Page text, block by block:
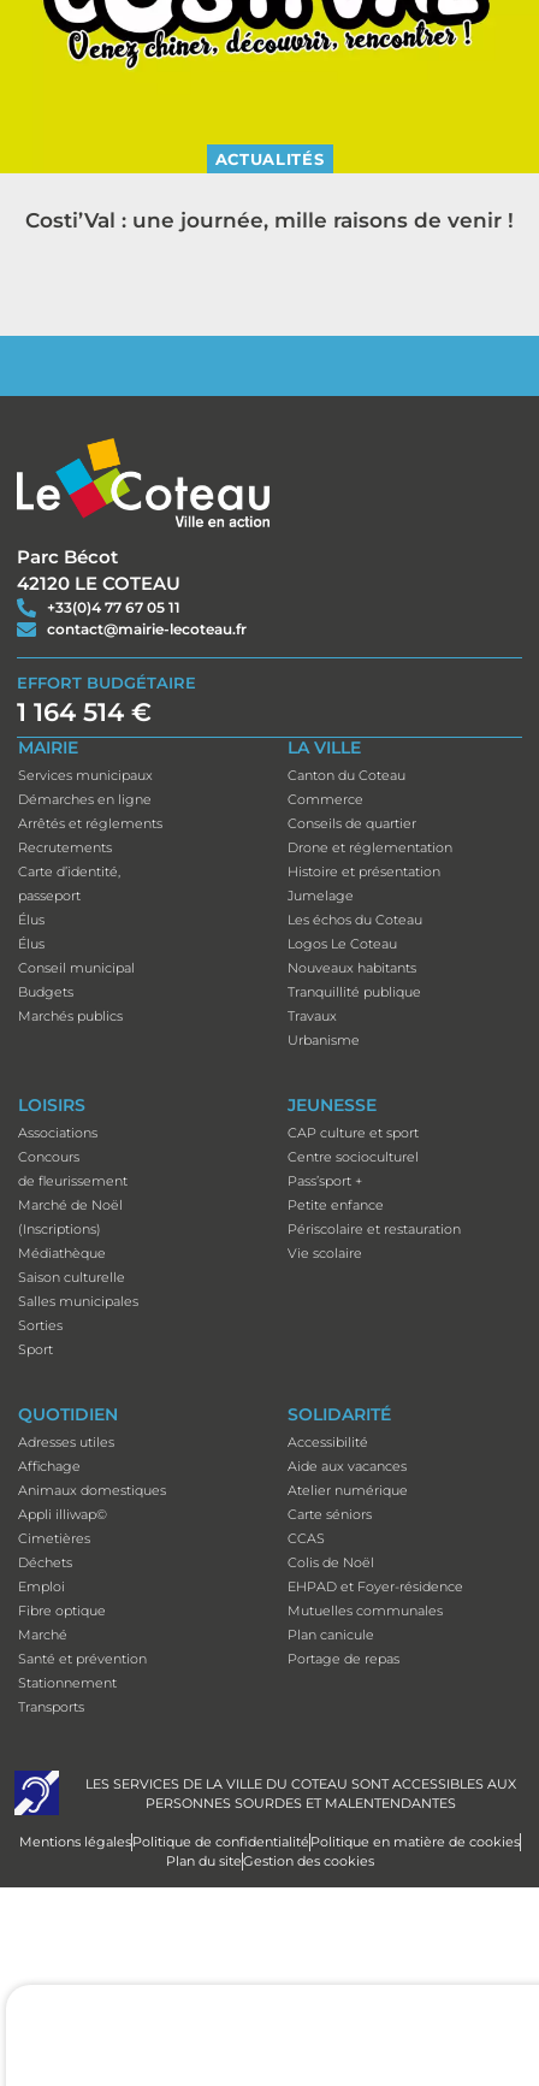
ACTUALITÉS
Costi’Val : une journée, mille raisons de venir !
Parc Bécot
42120 LE COTEAU
+33(0)4 77 67 05 11
contact@mairie-lecoteau.fr
EFFORT BUDGÉTAIRE
1 164 514 €
MAIRIE
Services municipaux
Démarches en ligne
Arrêtés et réglements
Recrutements
Carte d’identité,
passeport
Élus
Élus
Conseil municipal
Budgets
Marchés publics
LA VILLE
Canton du Coteau
Commerce
Conseils de quartier
Drone et réglementation
Histoire et présentation
Jumelage
Les échos du Coteau
Logos Le Coteau
Nouveaux habitants
Tranquillité publique
Travaux
Urbanisme
LOISIRS
Associations
Concours
de fleurissement
Marché de Noël
(Inscriptions)
Médiathèque
Saison culturelle
Salles municipales
Sorties
Sport
JEUNESSE
CAP culture et sport
Centre socioculturel
Pass’sport +
Petite enfance
Périscolaire et restauration
Vie scolaire
QUOTIDIEN
Adresses utiles
Affichage
Animaux domestiques
Appli illiwap©
Cimetières
Déchets
Emploi
Fibre optique
Marché
Santé et prévention
Stationnement
Transports
SOLIDARITÉ
Accessibilité
Aide aux vacances
Atelier numérique
Carte séniors
CCAS
Colis de Noël
EHPAD et Foyer-résidence
Mutuelles communales
Plan canicule
Portage de repas
LES SERVICES DE LA VILLE DU COTEAU SONT ACCESSIBLES AUX
PERSONNES SOURDES ET MALENTENDANTES
Mentions légalesPolitique de confidentialité Politique en matière de cookies
Plan du siteGestion des cookies